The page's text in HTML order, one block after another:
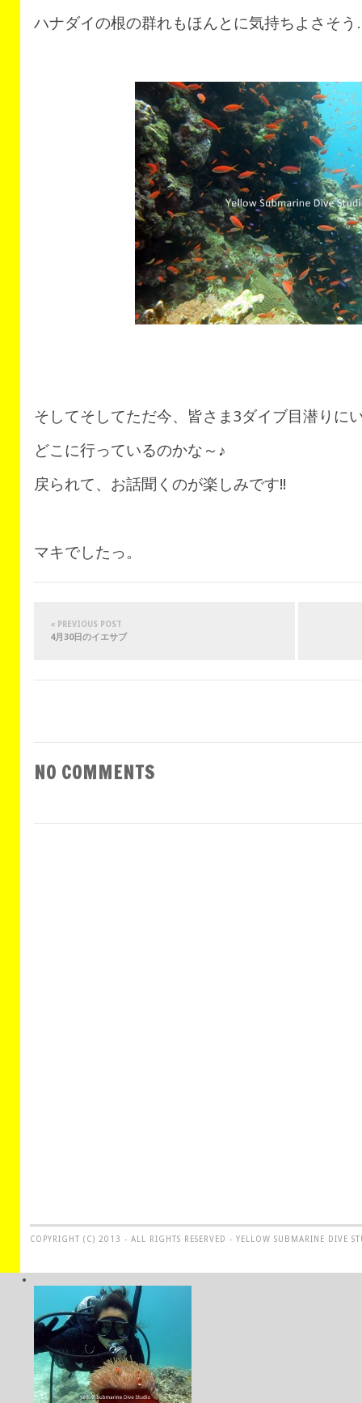
ハナダイの根の群れもほんとに気持ちよさそ
そしてそしてただ今、皆さま3ダイブ目潜りに
どこに行っているのかな～♪
戻られて、お話聞くのが楽しみです!!
マキでしたっ。
« PREVIOUS POST
4月30日のイエサブ
NO COMMENTS
COPYRIGHT (C) 2013 - ALL RIGHTS RESERVED - YELLOW SUBMARINE DIVE